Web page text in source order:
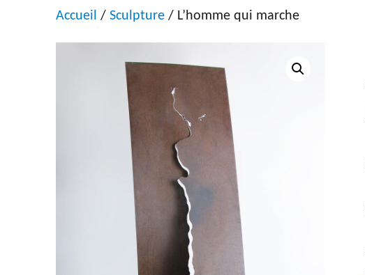
Accueil /Sculpture / L’homme qui marche